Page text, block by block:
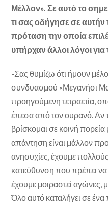
Μέλλον». Σε αυτό το
τι σας οδήγησε σε
πρόταση την οποία
υπήρχαν άλλοι λόγοι για
-Σας θυμίζω ότι ήμουν
συνδυασμού «Μεγανήσι
προηγούμενη τετραετία,
έπεσα από τον ουρανό. Αν
βρίσκομαι σε κοινή
απάντηση είναι μάλλον
ανησυχίες, έχουμε
κατεύθυνση που πρέπει να
έχουμε μοιραστεί
Όλο αυτό καταλήγει σε